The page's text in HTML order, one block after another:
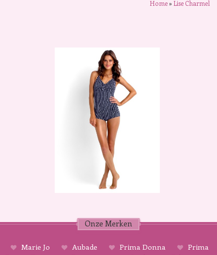
Home»Lise Charmel
Onze Merken
Marie Jo Aubade Prima Donna
Prima